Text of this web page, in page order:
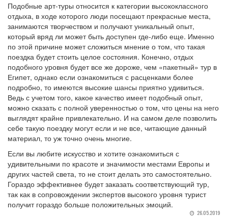
Подобные арт-туры относится к категории высококлассного
отдыха, в ходе которого люди посещают прекрасные места,
занимаются творчеством и получают уникальный опыт,
который вряд ли может быть доступен где-либо еще. Именно
по этой причине может сложиться мнение о том, что такая
поездка будет стоить целое состояния. Конечно, отдых
подобного уровня будет все же дороже, чем «пакетный» тур в
Египет, однако если ознакомиться с расценками более
подробно, то имеются высокие шансы приятно удивиться.
Ведь с учетом того, какое качество имеет подобный опыт,
можно сказать с полной уверенностью о том, что цены на него
выглядят крайне привлекательно. И на самом деле позволить
себе такую поездку могут если и не все, читающие данный
материал, то уж точно очень многие.
Если вы любите искусство и хотите ознакомиться с
удивительными по красоте и значимости местами Европы и
других частей света, то не стоит делать это самостоятельно.
Гораздо эффективнее будет заказать соответствующий тур,
так как в сопровождении экспертов высокого уровня турист
получит гораздо больше положительных эмоций.
26.05.2019